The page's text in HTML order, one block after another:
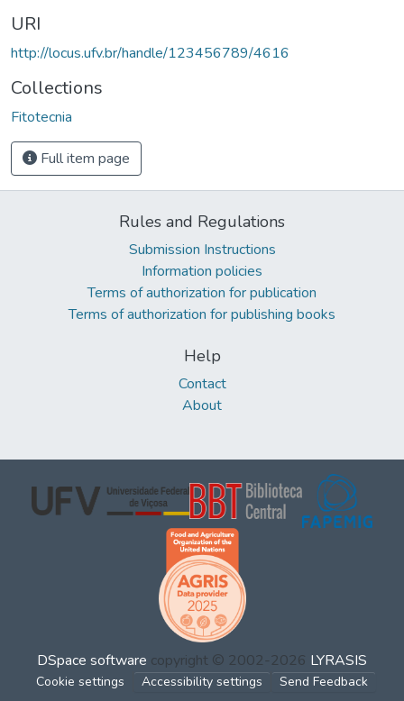
URI
http://locus.ufv.br/handle/123456789/4616
Collections
Fitotecnia
Full item page
Rules and Regulations
Submission Instructions
Information policies
Terms of authorization for publication
Terms of authorization for publishing books
Help
Contact
About
DSpace software copyright © 2002-2026 LYRASIS
Cookie settings Accessibility settings Send Feedback